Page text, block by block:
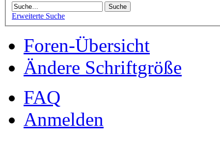
Erweiterte Suche
Foren-Übersicht
Ändere Schriftgröße
FAQ
Anmelden